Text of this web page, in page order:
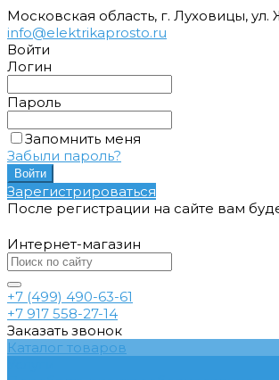
Московская область, г. Луховицы, ул.
info@elektrikaprosto.ru
Войти
Логин
Пароль
Запомнить меня
Забыли пароль?
Зарегистрироваться
После регистрации на сайте вам
Интернет-магазин
+7 (499) 490-63-61
+7 917 558-27-14
Заказать звонок
Каталог товаров